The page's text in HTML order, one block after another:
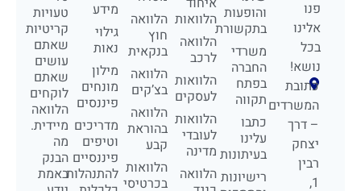
פנו
אלינו
בכל
נושא!
כתובת
המשרדים
– דרך
יצחק
רבין
1,
והופעות
בתקשורת
משרדי
החברה
בפתח
תקווה
כתבו
עלינו
בעיתונות
רישיונות
הלוואות
הלוואה
לרכב
הלוואות
לעסקים
הלוואות
לעובדי
מדינה
הלוואה
הלוואה
חוץ
בנקאית
הלוואה
בצ’קים
הלוואה
בהוראת
קבע
הלוואות
בכרטיסי
מידע
גילוי
נאות
מילון
מונחים
פיננסים
מדריכים
וטיפים
פיננסיים
להתנהלות
טעויות
קריטיות
שאתם
עושים
שאתם
לוקחים
הלוואה
מיידית.
מה
הבנק
באמת